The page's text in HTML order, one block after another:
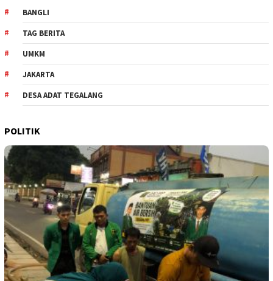
BANGLI
TAG BERITA
UMKM
JAKARTA
DESA ADAT TEGALANG
POLITIK